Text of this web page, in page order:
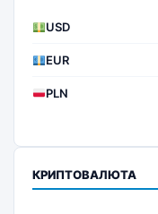
USD
EUR
PLN
КРИПТОВАЛЮТА